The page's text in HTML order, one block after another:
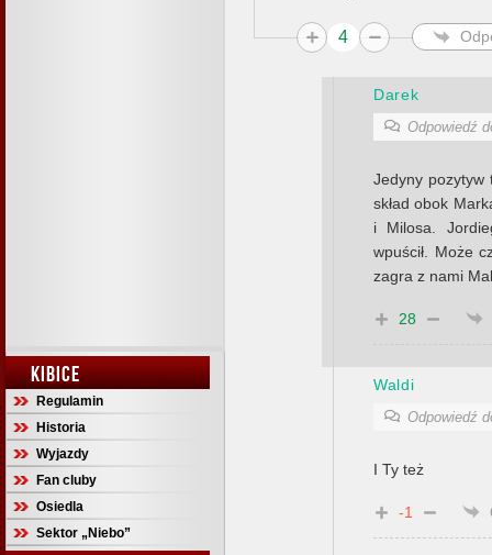
KIBICE
Regulamin
Historia
Wyjazdy
Fan cluby
Osiedla
Sektor „Niebo”
4
Darek
Odpowiedź
Jedyny pozytyw
skład obok
i Milosa.
wpuścił. Może
zagra z nami
28
Waldi
Odpowiedź
I Ty też
-1